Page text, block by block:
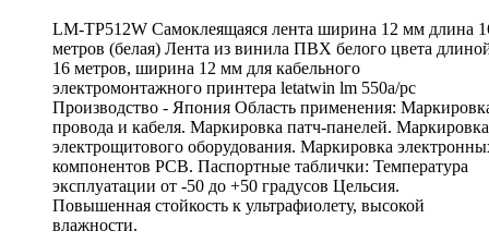
LM-TP512W Самоклеящаяся лента ширина 12 мм длина
метров (белая) Лента из винила ПВХ белого цвета
16 метров, ширина 12 мм для кабельного
электромонтажного принтера letatwin lm 550a/pc
Производство - Япония Область применения:
провода и кабеля. Маркировка патч-панелей. Маркировка
электрощитового оборудования. Маркировка
компонентов РСВ. Паспортные таблички: Температура
эксплуатации от -50 до +50 градусов Цельсия.
Повышенная стойкость к ультрафиолету, высокой
влажности.